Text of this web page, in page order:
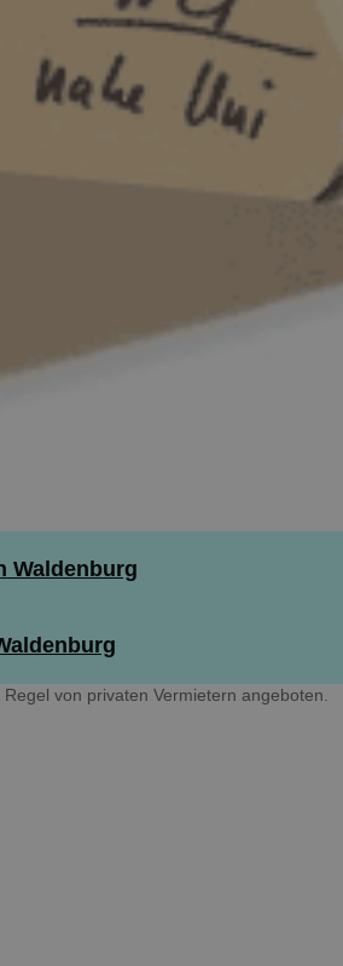
Waldenburg
von privaten Vermietern angeboten.